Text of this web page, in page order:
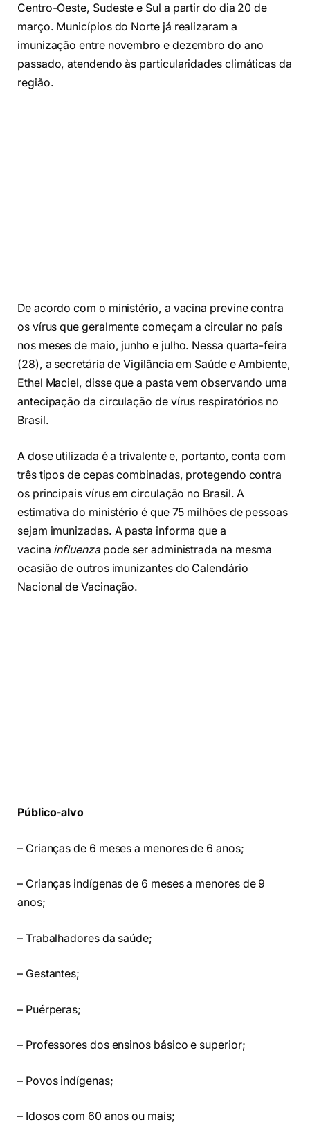
Centro-Oeste, Sudeste e Sul a partir do dia 20 de
março. Municípios do Norte já realizaram a
imunização entre novembro e dezembro do ano
passado, atendendo às particularidades climáticas da
região.
De acordo com o ministério, a vacina previne contra
os vírus que geralmente começam a circular no país
nos meses de maio, junho e julho. Nessa quarta-feira
(28), a secretária de Vigilância em Saúde e Ambiente,
Ethel Maciel, disse que a pasta vem observando uma
antecipação da circulação de vírus respiratórios no
Brasil.
A dose utilizada é a trivalente e, portanto, conta com
três tipos de cepas combinadas, protegendo contra
os principais vírus em circulação no Brasil. A
estimativa do ministério é que 75 milhões de pessoas
sejam imunizadas. A pasta informa que a
vacina influenzapode ser administrada na mesma
ocasião de outros imunizantes do Calendário
Nacional de Vacinação.
Público-alvo
– Crianças de 6 meses a menores de 6 anos;
– Crianças indígenas de 6 meses a menores de 9
anos;
– Trabalhadores da saúde;
– Gestantes;
– Puérperas;
– Professores dos ensinos básico e superior;
– Povos indígenas;
– Idosos com 60 anos ou mais;